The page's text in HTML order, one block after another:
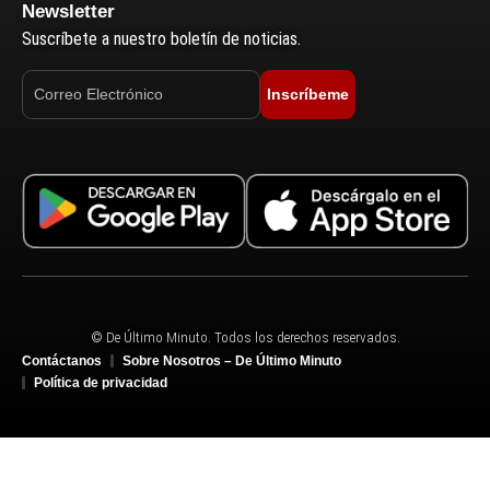
Newsletter
Suscríbete a nuestro boletín de noticias.
Inscríbeme
© De Último Minuto. Todos los derechos reservados.
Contáctanos
Sobre Nosotros – De Último Minuto
Política de privacidad